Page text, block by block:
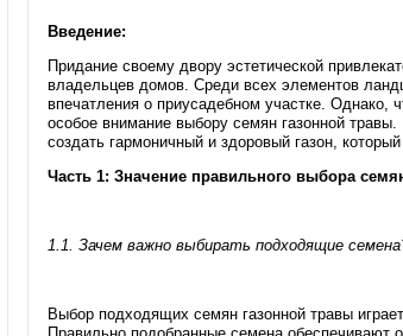
Введение:
Придание своему двору эстетической
владельцев домов. Среди всех элементов
впечатления о приусадебном участке. Однако,
особое внимание выбору семян газонной
создать гармоничный и здоровый газон,
Часть 1: Значение правильного выбора
1.1. Зачем важно выбирать подходящие
Выбор подходящих семян газонной травы